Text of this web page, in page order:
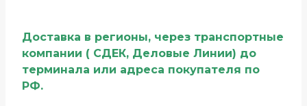
Доставка в регионы, через транспортные
компании ( СДЕК, Деловые Линии) до
терминала или адреса покупателя по
РФ.